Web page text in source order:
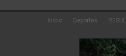
Inicio Deportes